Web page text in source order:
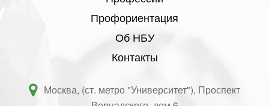
Профориентация
Об НБУ
Контакты
Москва, (ст. метро "Университет"), Проспект